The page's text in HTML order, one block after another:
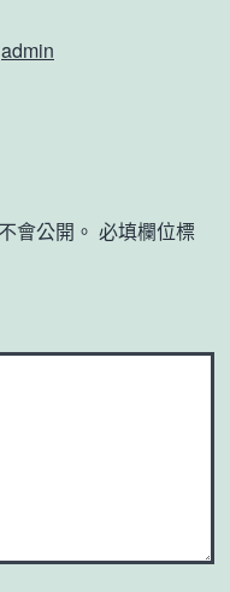
admin
會公開。 必填欄位標